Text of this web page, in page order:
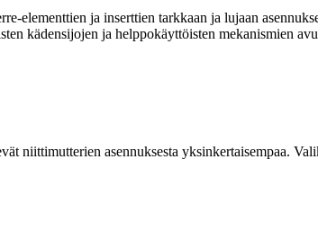
elementtien ja inserttien tarkkaan ja lujaan
kädensijojen ja helppokäyttöisten mekanismien
niittimutterien asennuksesta yksinkertaisempaa.